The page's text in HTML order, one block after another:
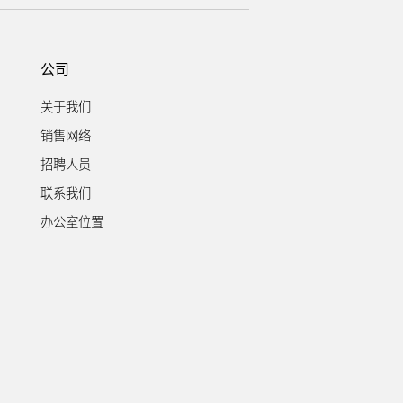
公司
关于我们
销售网络
招聘人员
联系我们
办公室位置